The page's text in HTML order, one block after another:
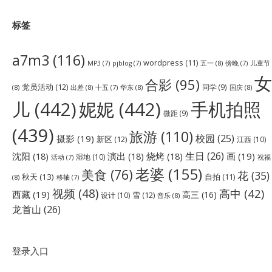
标签
a7m3 (116) MP3 (7) pjblog (7) wordpress (11) 五一 (8) 傍晚 (7) 儿童节
(8) 党员活动 (12) 出差 (8) 十五 (7) 华东 (8) 合影 (95) 同学(9) 国庆 (8) 女
儿 (442)妮妮 (442) 微距(9) 手机拍照
(439) 摄影 (19) 新区 (12) 旅游 (110) 校园 (25) 江西 (10)
沈阳 (18) 活动 (7) 湿地 (10) 演出 (18) 烧烤 (18) 生日 (26) 画 (19) 祝福
(8) 秋天 (13) 移轴 (7) 美食 (76)老婆 (155) 自拍 (11) 花 (35)
西藏 (19) 视频 (48) 设计 (10) 雪 (12) 音乐 (8) 高三 (16) 高中 (42)
龙首山 (26)
登录入口